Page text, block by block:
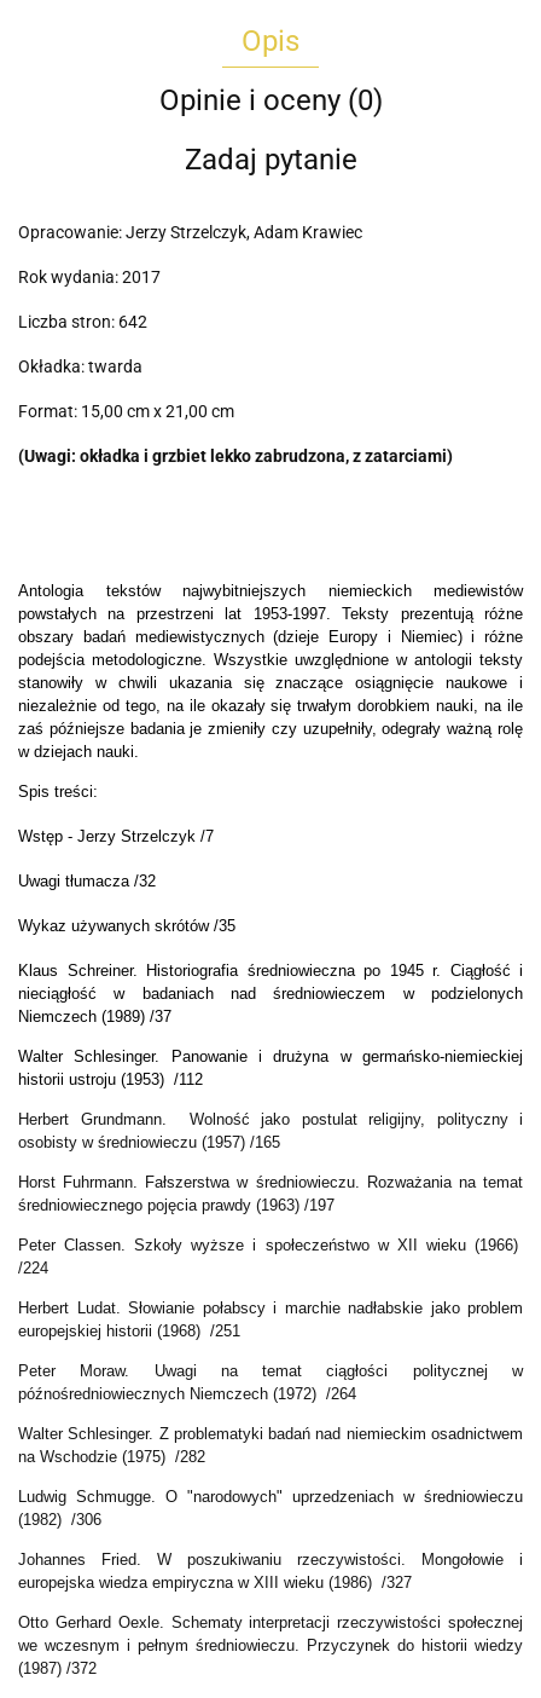
Opis
Opinie i oceny (0)
Zadaj pytanie
Opracowanie: Jerzy Strzelczyk, Adam Krawiec
Rok wydania: 2017
Liczba stron: 642
Okładka: twarda
Format: 15,00 cm x 21,00 cm
(Uwagi: okładka i grzbiet lekko zabrudzona, z zatarciami)
Antologia tekstów najwybitniejszych niemieckich mediewistów
powstałych na przestrzeni lat 1953-1997. Teksty prezentują różne
obszary badań mediewistycznych (dzieje Europy i Niemiec) i różne
podejścia metodologiczne. Wszystkie uwzględnione w antologii teksty
stanowiły w chwili ukazania się znaczące osiągnięcie naukowe i
niezależnie od tego, na ile okazały się trwałym dorobkiem nauki, na ile
zaś późniejsze badania je zmieniły czy uzupełniły, odegrały ważną rolę
w dziejach nauki.
Spis treści:
Wstęp - Jerzy Strzelczyk /7
Uwagi tłumacza /32
Wykaz używanych skrótów /35
Klaus Schreiner. Historiografia średniowieczna po 1945 r. Ciągłość i
nieciągłość w badaniach nad średniowieczem w podzielonych
Niemczech (1989) /37
Walter Schlesinger. Panowanie i drużyna w germańsko-niemieckiej
historii ustroju (1953) /112
Herbert Grundmann. Wolność jako postulat religijny, polityczny i
osobisty w średniowieczu (1957) /165
Horst Fuhrmann. Fałszerstwa w średniowieczu. Rozważania na temat
średniowiecznego pojęcia prawdy (1963) /197
Peter Classen. Szkoły wyższe i społeczeństwo w XII wieku (1966)
/224
Herbert Ludat. Słowianie połabscy i marchie nadłabskie jako problem
europejskiej historii (1968) /251
Peter Moraw. Uwagi na temat ciągłości politycznej w
późnośredniowiecznych Niemczech (1972) /264
Walter Schlesinger. Z problematyki badań nad niemieckim osadnictwem
na Wschodzie (1975) /282
Ludwig Schmugge. O "narodowych" uprzedzeniach w średniowieczu
(1982) /306
Johannes Fried. W poszukiwaniu rzeczywistości. Mongołowie i
europejska wiedza empiryczna w XIII wieku (1986) /327
Otto Gerhard Oexle. Schematy interpretacji rzeczywistości społecznej
we wczesnym i pełnym średniowieczu. Przyczynek do historii wiedzy
(1987) /372